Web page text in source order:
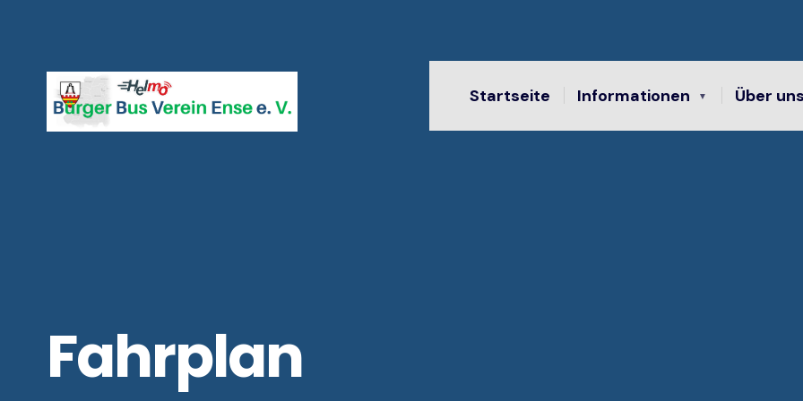
Startseite Informationen Über
Fahrplan